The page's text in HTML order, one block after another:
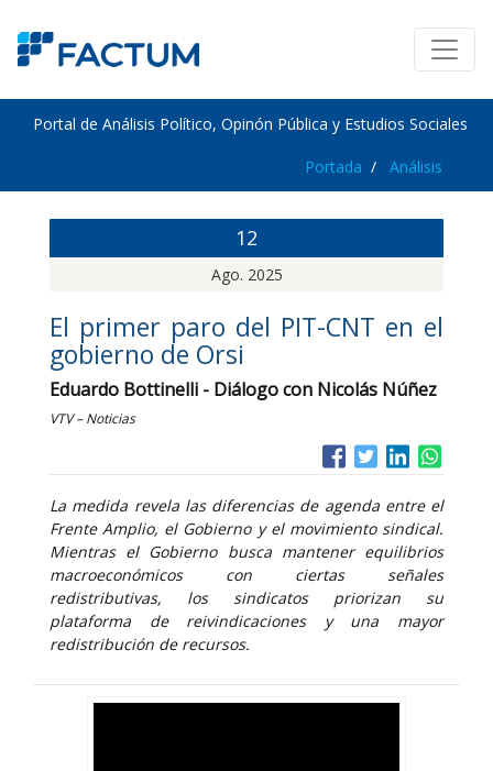
Portal de Análisis Político, Opinón Pública y Estudios Sociales
Portada Análisis
12
Ago. 2025
El primer paro del PIT-CNT en el
gobierno de Orsi
Eduardo Bottinelli - Diálogo con Nicolás Núñez
VTV – Noticias
La medida revela las diferencias de agenda entre el
Frente Amplio, el Gobierno y el movimiento sindical.
Mientras el Gobierno busca mantener equilibrios
macroeconómicos con ciertas señales
redistributivas, los sindicatos priorizan su
plataforma de reivindicaciones y una mayor
redistribución de recursos.